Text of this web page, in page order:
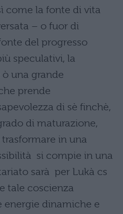
come la fonte di vita
– o fuor di
del progresso
speculativi, la
una grande
prende
di sè finchè,
di maturazione,
in una
si compie in una
sarà per Lukà cs
tale coscienza
energie dinamiche e